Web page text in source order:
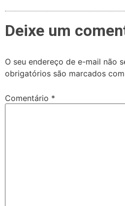
Deixe um
O seu endereço de e-mail não
obrigatórios são marcados com
Comentário *